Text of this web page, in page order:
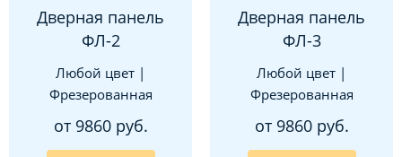
Дверная панель
ФЛ-2
Любой цвет |
Фрезерованная
от 9860 руб.
Дверная панель
ФЛ-3
Любой цвет |
Фрезерованная
от 9860 руб.